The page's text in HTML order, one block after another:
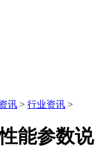
讯 > 行业资讯 >
能参数说